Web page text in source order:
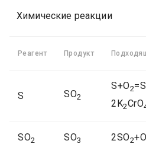
Химические реакции
Реагент Продукт
S SO2
S+O2
2K2CrO
SO2 SO3 2SO2+O